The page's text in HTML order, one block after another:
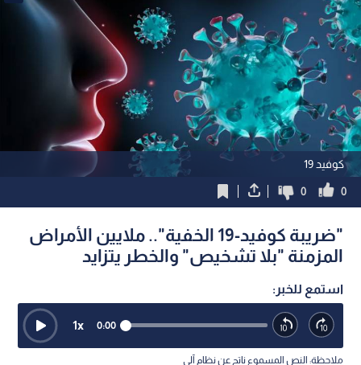
كوفيد 19
0
0
"ضريبة كوفيد-19 الخفية".. ملايين الأمراض
المزمنة "بلا تشخيص" والخطر يتزايد
استمع للخبر:
0:00
1x
ملاحظة: النص المسموع ناتج عن نظام آلي